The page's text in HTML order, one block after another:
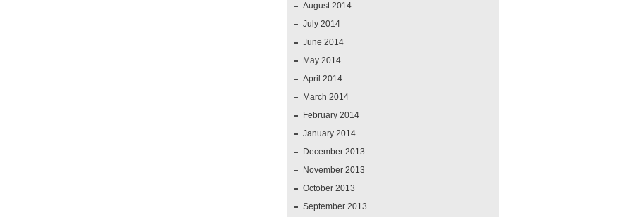
August 2014
July 2014
June 2014
May 2014
April 2014
March 2014
February 2014
January 2014
December 2013
November 2013
October 2013
September 2013